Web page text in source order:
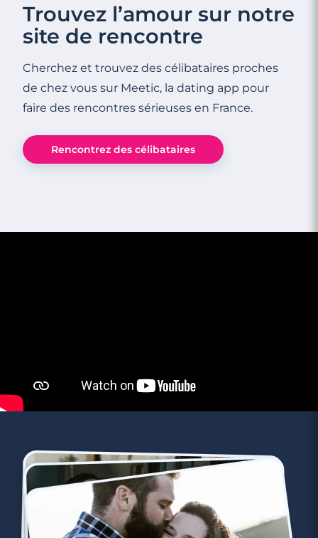
Trouvez l’amour sur notre
site de rencontre
Cherchez et trouvez des célibataires proches
de chez vous sur Meetic, la dating app pour
faire des rencontres sérieuses en France.
Rencontrez des célibataires